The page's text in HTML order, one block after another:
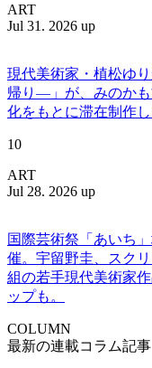
ART
Jul 31. 2026 up
現代美術家・植松ゆ
帰り―」が、みのか
化をもとに滞在制作し
10
ART
Jul 28. 2026 up
国際芸術祭「あいち
催。宇留野圭、スク
組の若手現代美術家
ップも。
COLUMN
最新の連載コラム記事